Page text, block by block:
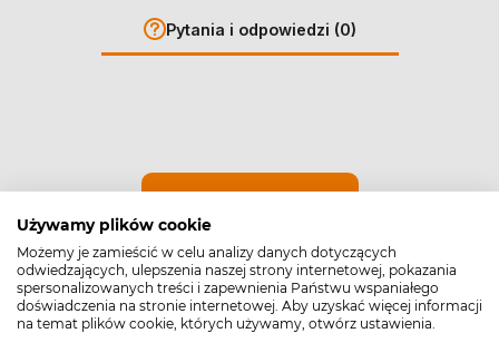
Używamy plików cookie
Możemy je zamieścić w celu analizy danych dotyczących
odwiedzających, ulepszenia naszej strony internetowej, pokazania
spersonalizowanych treści i zapewnienia Państwu wspaniałego
doświadczenia na stronie internetowej. Aby uzyskać więcej informacji
na temat plików cookie, których używamy, otwórz ustawienia.
Pytania i odpowiedzi (0)